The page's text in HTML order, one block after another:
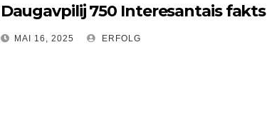
Daugavpilij 750 Interesantais fakts
MAI 16, 2025 ERFOLG